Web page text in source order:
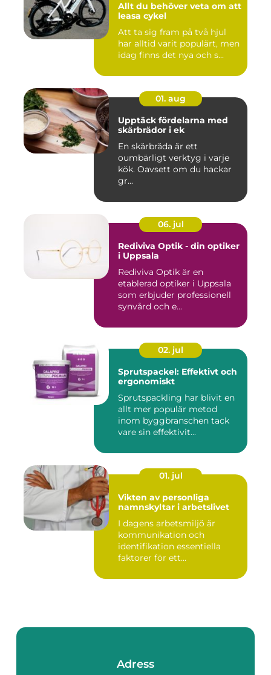
Allt du behöver veta om att
leasa cykel
Att ta sig fram på två hjul
har alltid varit populärt, men
idag finns det nya och s...
01. aug
Upptäck fördelarna med
skärbrädor i ek
En skärbräda är ett
oumbärligt verktyg i varje
kök. Oavsett om du hackar
gr...
06. jul
Rediviva Optik - din optiker
i Uppsala
Rediviva Optik är en
etablerad optiker i Uppsala
som erbjuder professionell
synvård och e...
02. jul
Sprutspackel: Effektivt och
ergonomiskt
Sprutspackling har blivit en
allt mer populär metod
inom byggbranschen tack
vare sin effektivit...
01. jul
Vikten av personliga
namnskyltar i arbetslivet
I dagens arbetsmiljö är
kommunikation och
identifikation essentiella
faktorer för ett...
Adress